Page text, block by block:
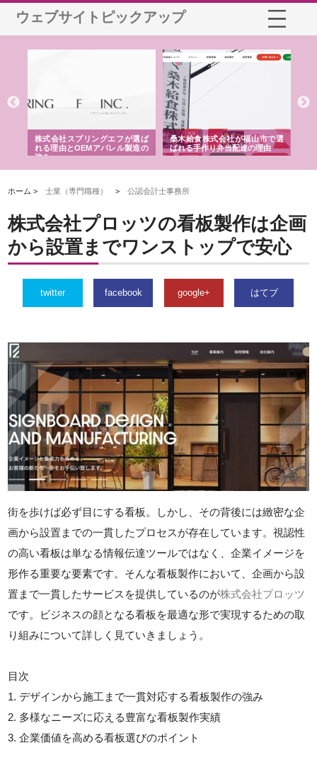
ウェブサイトピックアップ
株式会社スプリングエフが選ば
れる理由とOEMアパレル製造の
強み
桑木給食株式会社が福山市で選
ばれる手作り弁当配達の理由
ホーム >士業（専門職種） >公認会計士事務所
株式会社プロッツの看板製作は企画
から設置までワンストップで安心
twitter facebook google+ はてブ
街を歩けば必ず目にする看板。しかし、その背後には緻密な企
画から設置までの一貫したプロセスが存在しています。視認性
の高い看板は単なる情報伝達ツールではなく、企業イメージを
形作る重要な要素です。そんな看板製作において、企画から設
置まで一貫したサービスを提供しているのが株式会社プロッツ
です。ビジネスの顔となる看板を最適な形で実現するための取
り組みについて詳しく見ていきましょう。
目次
1. デザインから施工まで一貫対応する看板製作の強み
2. 多様なニーズに応える豊富な看板製作実績
3. 企業価値を高める看板選びのポイント